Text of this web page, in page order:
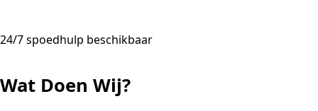
24/7 spoedhulp beschikbaar
Wat Doen Wij?